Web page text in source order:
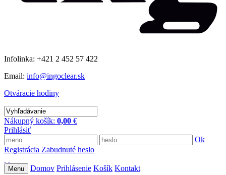
Infolinka: +421 2 452 57 422
Email: info@ingoclear.sk
Otváracie hodiny
Nákupný košík: 0,00 €
Prihlásiť
Ok
Registrácia Zabudnuté heslo
Menu Domov Prihlásenie Košík Kontakt